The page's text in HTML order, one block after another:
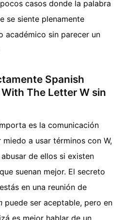
casos donde la palabra
se siente plenamente
académico sin parecer un
Spanish
The Letter W sin
es la comunicación
a usar términos con W,
de ellos si existen
suenan mejor. El secreto
en una reunión de
puede ser aceptable, pero en
es mejor hablar de un